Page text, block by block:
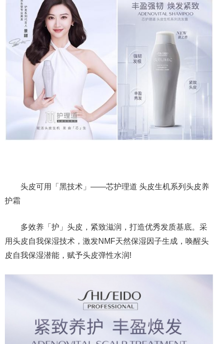
头皮可用「黑技术」——芯护理道 头皮生机系列头皮养
护霜
多效养「护」头皮，紧致滋润，打造优秀发质基底。采
用头皮自我保湿技术，激发NMF天然保湿因子生成，唤醒头
皮自我保湿潜能，赋予头皮弹性水润!